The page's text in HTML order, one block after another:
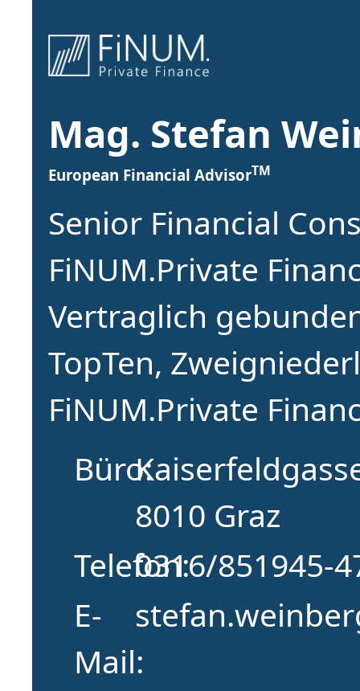
Mag. Stefan
European Financial AdvisorTM
Senior Financial
FiNUM.Private
Vertraglich
TopTen,
FiNUM.Private
Büro
8010 Graz
Telefon0316/851945-
E-
Mail